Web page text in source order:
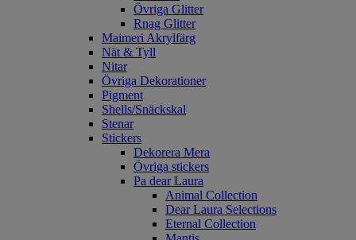
Övriga Glitter
Rnag Glitter
Maimeri Akrylfärg
Nät & Tyll
Nitar
Övriga Dekorationer
Pigment
Shells/Snäckskal
Stenar
Stickers
Dekorera Mera
Övriga stickers
Pa dear Laura
Animal Collection
Dear Laura Selections
Eternal Collection